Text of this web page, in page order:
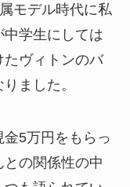
モデル時代に私
学生にしては
ヴィトンのバ
ました。
5万円をもらっ
の関係性の中